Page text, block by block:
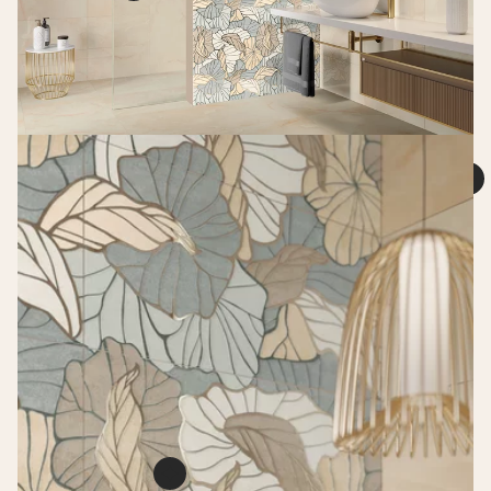
Illusion beige ściana
połysk
PŁYTKA ŚCIENNA
60 X 30 CM
Uniwersalny panel
illusion
DEKORACJE ŚCIENNE
60 X 60 CM
Uniwersalna listwa
metalowa oro połysk
profil
DEKORACJE ŚCIENNE
60 X 2 CM